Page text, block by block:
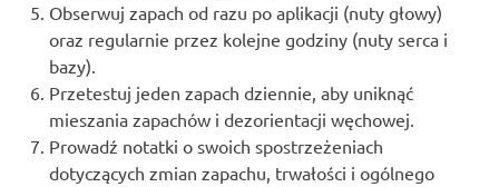
Obserwuj zapach od razu po aplikacji (nuty głowy)
oraz regularnie przez kolejne godziny (nuty serca i
bazy).
Przetestuj jeden zapach dziennie, aby uniknąć
mieszania zapachów i dezorientacji węchowej.
Prowadź notatki o swoich spostrzeżeniach
dotyczących zmian zapachu, trwałości i ogólnego